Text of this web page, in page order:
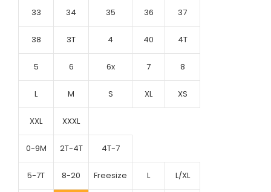
33 34 35 36 37
38 3T 4 40 4T
5 6 6x 7 8
L M S XL XS
XXL XXXL
0-9M 2T-4T 4T-7
5-7T 8-20 Freesize L L/XL